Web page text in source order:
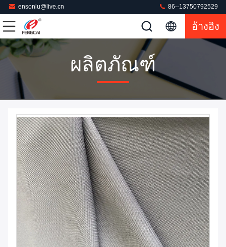
ensonlu@live.cn 86--13750792529
อ้างอิง
ผลิตภัณฑ์